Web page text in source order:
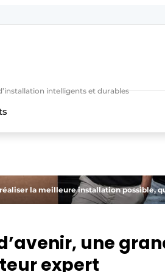
intelligents et durables
la meilleure installation possible,
une
expert